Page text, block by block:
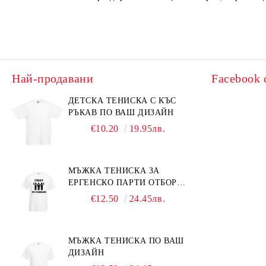
Най-продавани
ДЕТСКА ТЕНИСКА С КЪС
РЪКАВ ПО ВАШ ДИЗАЙН
€10.20 19.95лв.
МЪЖКА ТЕНИСКА ЗА
ЕРГЕНСКО ПАРТИ ОТБОР
ПО РАЗБИВАНЕ
€12.50 24.45лв.
МЪЖКА ТЕНИСКА ПО ВАШ
ДИЗАЙН
Facebook